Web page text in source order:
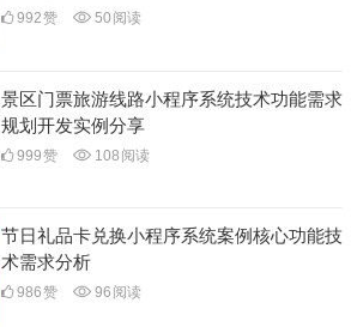
992赞 50 阅读
景区门票旅游线路小程序系统技术功能需求
规划开发实例分享
999赞 108 阅读
节日礼品卡兑换小程序系统案例核心功能技
术需求分析
986赞 96 阅读